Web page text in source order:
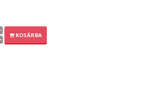
KOSÁRBA